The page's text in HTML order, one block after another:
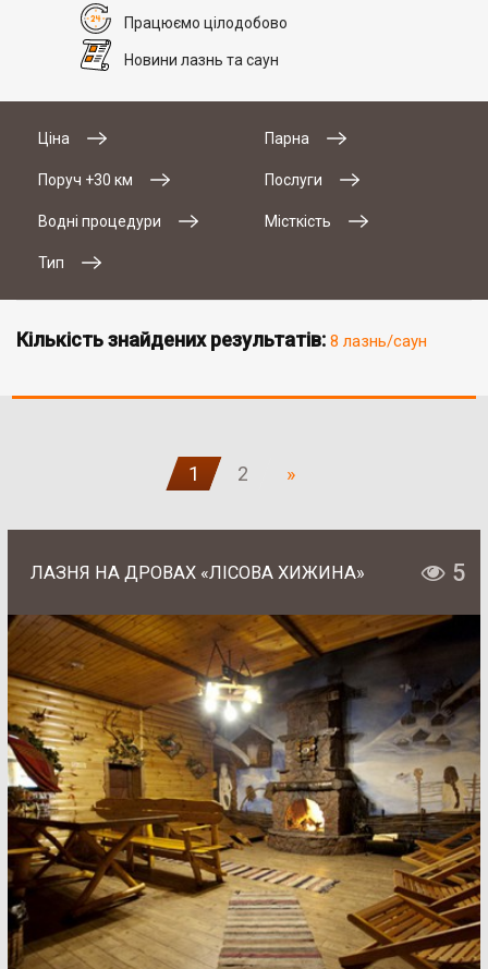
Працюємо цілодобово
Новини лазнь та саун
Ціна Парна
Поруч +30 км Послуги
Водні процедури Місткість
Тип
Кількість знайдених результатів: 8 лазнь/саун
1 2 »
ЛАЗНЯ НА ДРОВАХ «ЛІСОВА ХИЖИНА» 5